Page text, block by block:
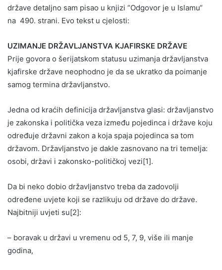
države detaljno sam pisao u knjizi “Odgovor je u Islamu“
na 490. strani. Evo tekst u cjelosti:
UZIMANJE DRŽAVLJANSTVA KJAFIRSKE DRŽAVE
Prije govora o šerijatskom statusu uzimanja državljanstva
kjafirske države neophodno je da se ukratko da poimanje
samog termina državljanstvo.
Jedna od kraćih definicija državljanstva glasi: državljanstvo
je zakonska i politička veza između pojedinca i države koju
određuje državni zakon a koja spaja pojedinca sa tom
državom. Državljanstvo je dakle zasnovano na tri temelja:
osobi, državi i zakonsko-političkoj vezi[1].
Da bi neko dobio državljanstvo treba da zadovolji
određene uvjete koji se razlikuju od države do države.
Najbitniji uvjeti su[2]:
– boravak u državi u vremenu od 5, 7, 9, više ili manje
godina,